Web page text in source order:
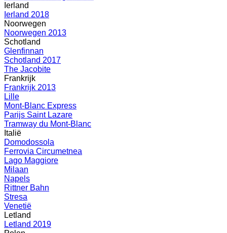
Ierland
Ierland 2018
Noorwegen
Noorwegen 2013
Schotland
Glenfinnan
Schotland 2017
The Jacobite
Frankrijk
Frankrijk 2013
Lille
Mont-Blanc Express
Parijs Saint Lazare
Tramway du Mont-Blanc
Italië
Domodossola
Ferrovia Circumetnea
Lago Maggiore
Milaan
Napels
Rittner Bahn
Stresa
Venetië
Letland
Letland 2019